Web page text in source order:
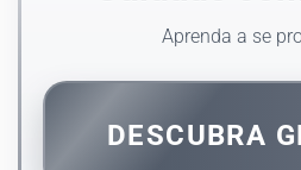
Aprenda a se
DESCUBRA